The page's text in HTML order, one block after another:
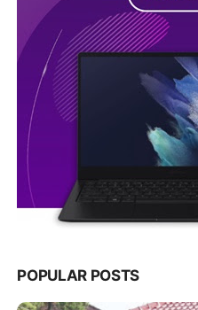
POPULAR POSTS